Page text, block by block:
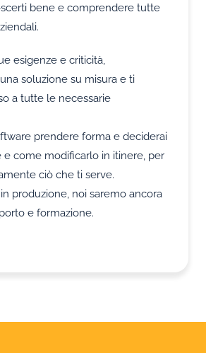
bene e comprendere tutte
esigenze e criticità,
soluzione su misura e ti
a tutte le necessarie
prendere forma e deciderai
e come modificarlo in itinere, per
ciò che ti serve.
produzione, noi saremo ancora
e formazione.